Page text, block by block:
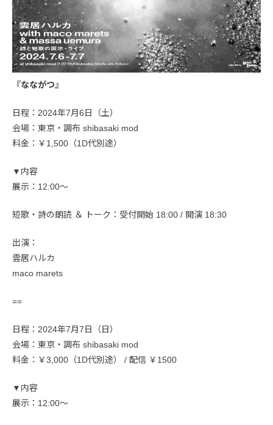
『なながつ』
日程：2024年7月6日（土）
会場：東京・調布 shibasaki mod
料金：￥1,500（1D代別途）
▼内容
展示：12:00〜
短歌・詩の朗読 ＆ トーク：受付開始 18:00 / 開演 18:30
出演：
雲居ハルカ
maco marets
==
日程：2024年7月7日（日）
会場：東京・調布 shibasaki mod
料金：￥3,000（1D代別途） / 配信 ￥1500
▼内容
展示：12:00〜